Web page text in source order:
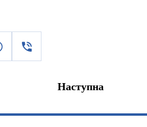
Наступна